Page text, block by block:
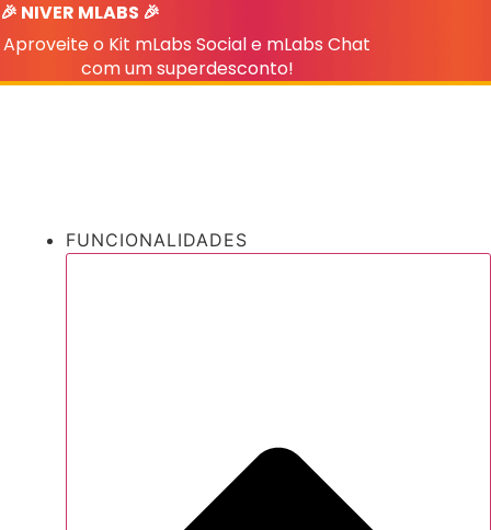
Ir
para
conteúdo
🎉 NIVER MLABS 🎉
Aproveite o Kit mLabs Social e mLabs Chat
com um superdesconto!
FUNCIONALIDADES